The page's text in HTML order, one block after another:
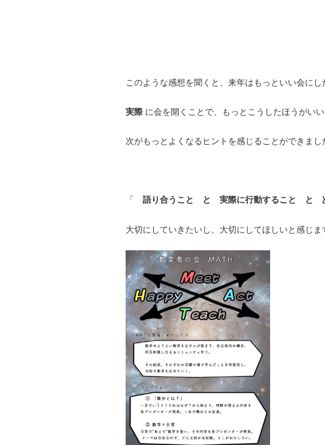
このような感想を聞くと、来年はもっといい会にし
実際 に会を開くことで、もっとこうしたほうがい
次がもっとよくなるヒントを感じることができまし
「 語り合うこと と 実際に行動すること と
大切にしていきたいし、大切にしてほしいと感じま